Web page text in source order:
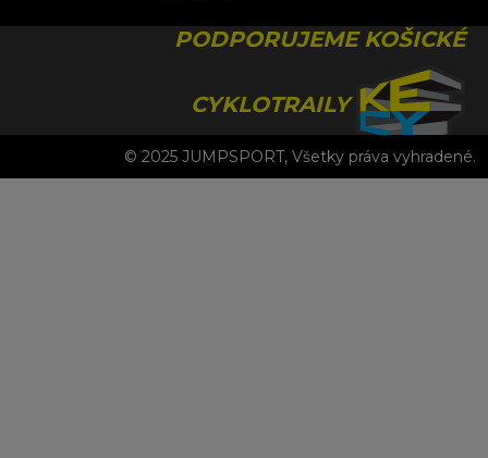
PODPORUJEME KOŠICKÉ
CYKLOTRAILY
© 2025 JUMPSPORT, Všetky práva vyhradené.